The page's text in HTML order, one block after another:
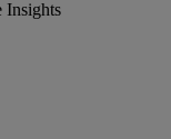
Insights